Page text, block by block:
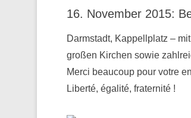
16. November 2015:
Darmstadt, Kappellplatz –
großen Kirchen sowie
Merci beaucoup pour votre
Liberté, égalité, fraternité !